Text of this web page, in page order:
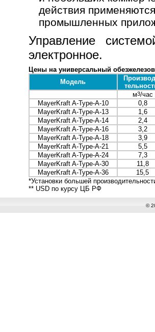
действия
промышленных
Управление
электронное.
Цены на универсальный
Модель
м3/час
MayerKraft A-Type-А-10
0,8
MayerKraft A-Type-А-13
1,6
MayerKraft A-Type-А-14
2,4
MayerKraft A-Type-А-16
3,2
MayerKraft A-Type-А-18
3,9
MayerKraft A-Type-А-21
5,5
MayerKraft A-Type-А-24
7,3
MayerKraft A-Type-А-30
11,8
MayerKraft A-Type-А-36
15,5
*Установки большей
** USD по курсу ЦБ РФ
©